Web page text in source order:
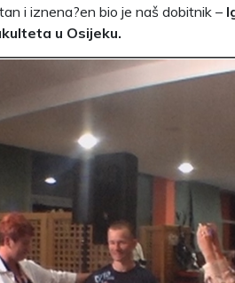
i iznena?en bio je naš dobitnik –
u Osijeku.